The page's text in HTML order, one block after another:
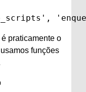
praticamente o
funções